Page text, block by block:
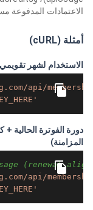
الاعتمادات المدفوعة
أمثلة (cURL)
الاستخدام لشهر
api/
دورة الفوترة الحالية +
المزامنة)
(renewal-
api/